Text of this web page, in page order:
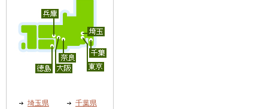
埼玉県
千葉県